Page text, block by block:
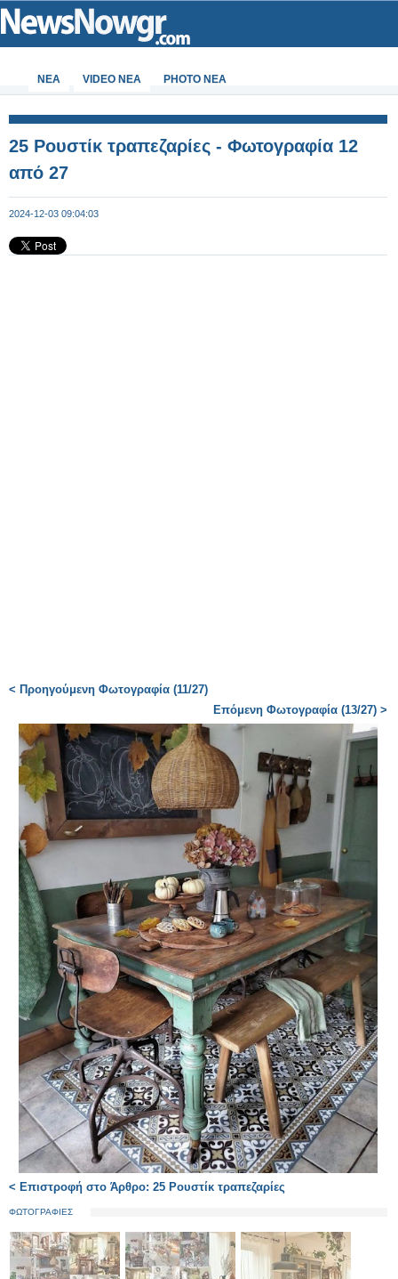
ΝΕΑ VIDEO NEA PHOTO NEA
25 Ρουστίκ τραπεζαρίες - Φωτογραφία 12
από 27
2024-12-03 09:04:03
< Προηγούμενη Φωτογραφία (11/27)
Επόμενη Φωτογραφία (13/27) >
< Επιστροφή στο Άρθρο: 25 Ρουστίκ τραπεζαρίες
ΦΩΤΟΓΡΑΦΙΕΣ